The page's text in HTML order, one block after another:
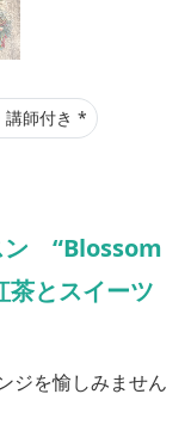
講師付き *
ン “Blossom
とスイーツ
ジを愉しみません